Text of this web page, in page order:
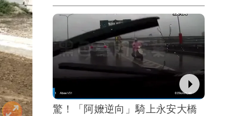
杰今（29）日於市議會質詢時表示，未來
新北市政府在無病床數法規障礙後，應積
極銜接中央政策，儘速推動新設大型醫療
院所的各項設置作業，並要求衛生局提出
具體規劃時程與各階段目標；衛生局長陳
潤秋回覆，未來將以「中型醫院」的目標
來努力，不過若有私人醫院提交計畫，也
會積極支持，屆時若無適合的場地，會向
中央爭取以淡海第二期計畫的地來規劃。
驚！「阿嬤逆向」騎上永安大橋